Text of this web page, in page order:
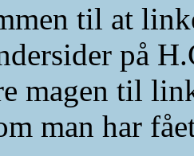
til at
på
magen til
man har